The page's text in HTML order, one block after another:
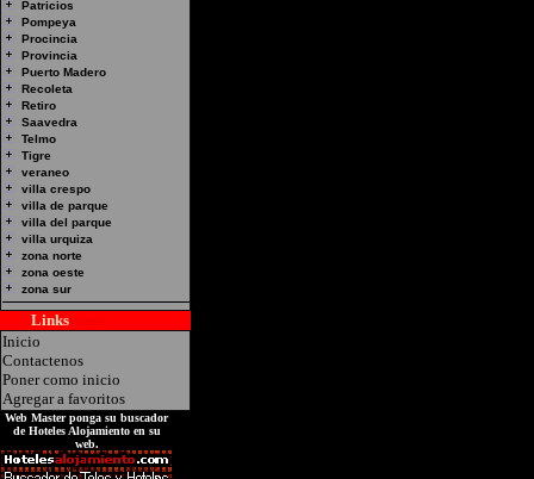
Patricios
Pompeya
Procincia
Provincia
Puerto Madero
Recoleta
Retiro
Saavedra
Telmo
Tigre
veraneo
villa crespo
villa de parque
villa del parque
villa urquiza
zona norte
zona oeste
zona sur
Links
Inicio
Contactenos
Poner como inicio
Agregar a favoritos
Web Master ponga su buscador
de Hoteles Alojamiento en su
web.